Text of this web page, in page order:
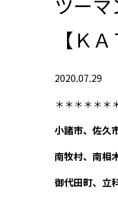
ツー
【Ｋ
2020.07.29
＊＊＊＊＊＊
小諸市、佐久
南牧村、南相
御代田町、立